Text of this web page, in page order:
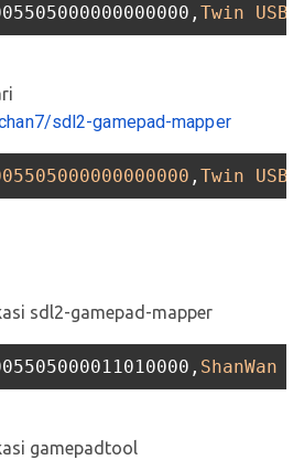
Twin USB
sdl2-gamepad-mapper
, Twin USB
sdl2-gamepad-mapper
ShanWan
gamepadtool